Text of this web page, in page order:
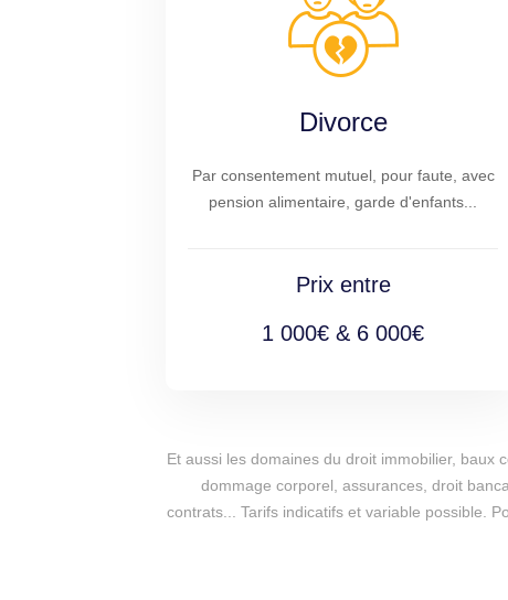
Divorce
Par consentement mutuel, pour faute, avec
pension alimentaire, garde d'enfants...
Prix entre
1 000€ & 6 000€
Et aussi les domaines du droit immobilier, baux
dommage corporel, assurances, droit
contrats... Tarifs indicatifs et variable possible.